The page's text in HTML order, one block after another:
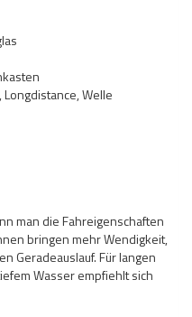
Welle
man die Fahreigenschaften
bringen mehr Wendigkeit,
Geradeauslauf. Für langen
Wasser empfiehlt sich